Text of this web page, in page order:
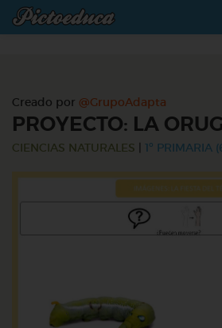
Creado por @GrupoAdapta
PROYECTO: LA
CIENCIAS NATURALES 1º PRIMARIA